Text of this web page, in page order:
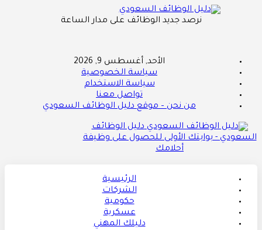
نرصد جديد الوظائف على مدار الساعة
الأحد, أغسطس 9, 2026
سياسة الخصوصية
سياسة الاستخدام
تواصل معنا
من نحن – موقع دليل الوظائف السعودي
دليل الوظائف
السعودي - بوابتك الأولى للحصول على وظيفة
أحلامك
الرئيسية
الشركات
حكومية
عسكرية
دليلك المهني